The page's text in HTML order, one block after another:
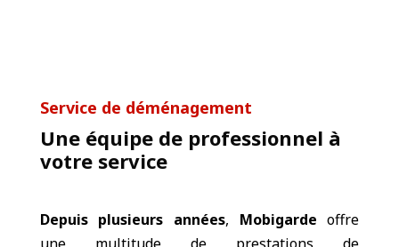
Service de déménagement
Une équipe de professionnel à
votre service
Depuis plusieurs années, Mobigarde offre
une multitude de prestations de